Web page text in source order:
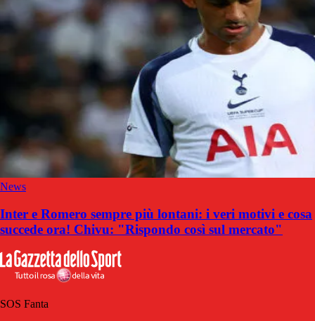
News
Inter e Romero sempre più lontani: i veri motivi e cosa
succede ora! Chivu: "Rispondo così sul mercato"
SOS Fanta